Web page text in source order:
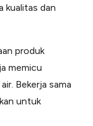
kualitas dan
produk
memicu
Bekerja sama
untuk